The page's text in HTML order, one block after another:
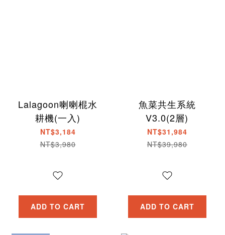
Lalagoon喇喇棍水
耕機(一入)
NT$3,184
NT$3,980
ADD TO CART
魚菜共生系統
V3.0(2層)
NT$31,984
NT$39,980
ADD TO CART